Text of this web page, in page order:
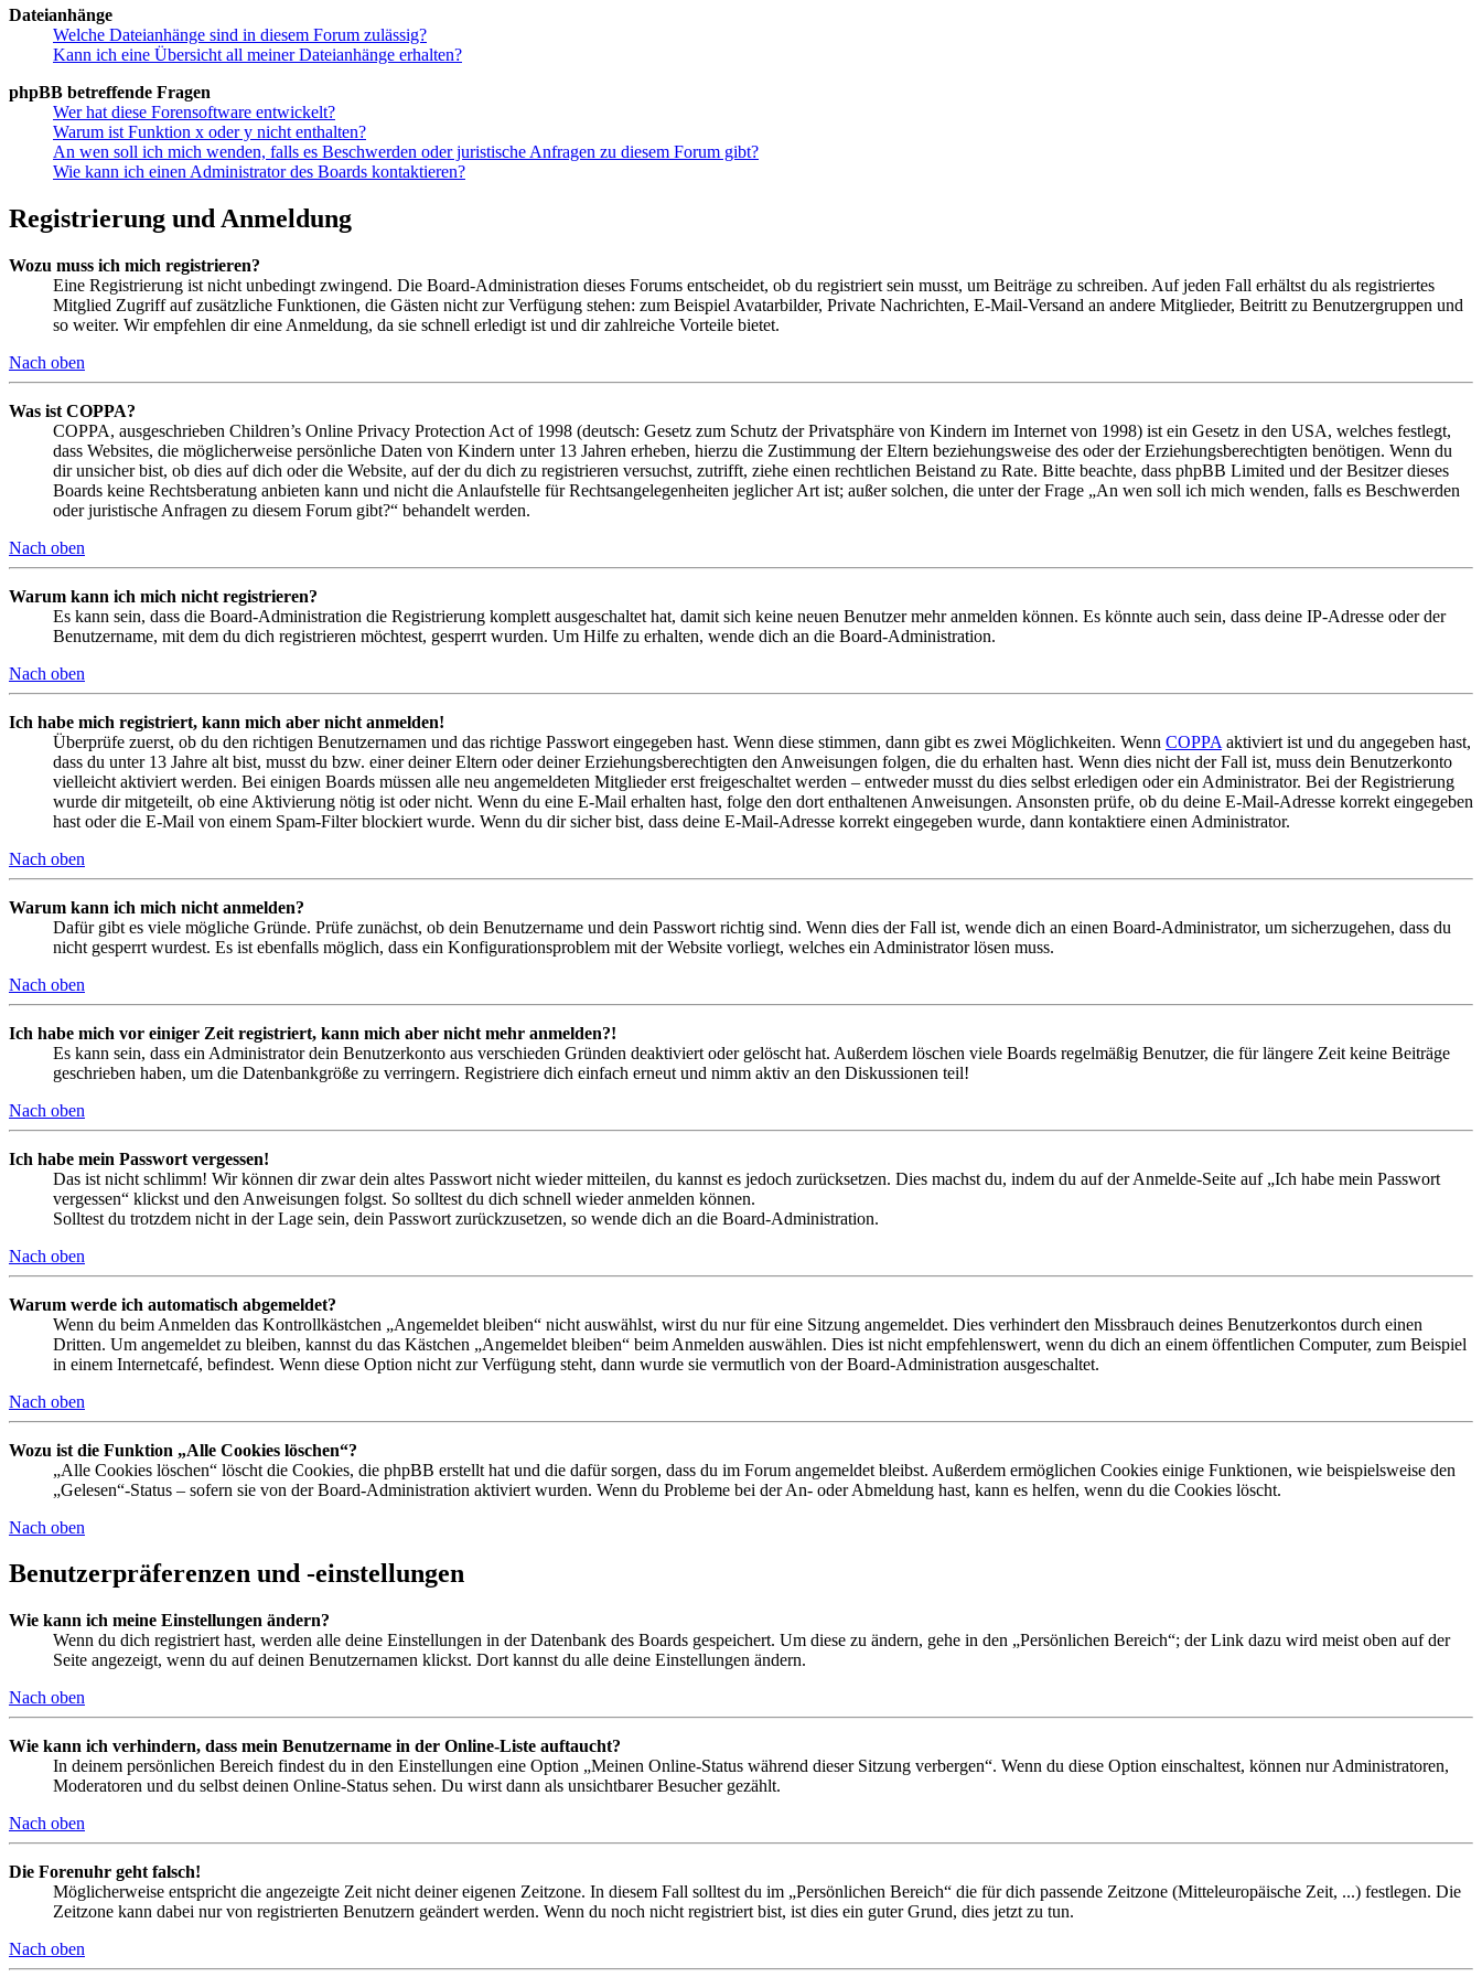
Dateianhänge
Welche Dateianhänge sind in diesem Forum zulässig?
Kann ich eine Übersicht all meiner Dateianhänge erhalten?
phpBB betreffende Fragen
Wer hat diese Forensoftware entwickelt?
Warum ist Funktion x oder y nicht enthalten?
An wen soll ich mich wenden, falls es Beschwerden oder juristische Anfragen zu diesem Forum gibt?
Wie kann ich einen Administrator des Boards kontaktieren?
Registrierung und Anmeldung
Wozu muss ich mich registrieren?
Eine Registrierung ist nicht unbedingt zwingend. Die Board-Administration dieses Forums entscheidet, ob du registriert sein musst, um Beiträge zu schreiben. Auf jeden Fall erhältst du als registriertes
Mitglied Zugriff auf zusätzliche Funktionen, die Gästen nicht zur Verfügung stehen: zum Beispiel Avatarbilder, Private Nachrichten, E-Mail-Versand an andere Mitglieder, Beitritt zu Benutzergruppen und
so weiter. Wir empfehlen dir eine Anmeldung, da sie schnell erledigt ist und dir zahlreiche Vorteile bietet.
Nach oben
Was ist COPPA?
COPPA, ausgeschrieben Children’s Online Privacy Protection Act of 1998 (deutsch: Gesetz zum Schutz der Privatsphäre von Kindern im Internet von 1998) ist ein Gesetz in den USA, welches festlegt,
dass Websites, die möglicherweise persönliche Daten von Kindern unter 13 Jahren erheben, hierzu die Zustimmung der Eltern beziehungsweise des oder der Erziehungsberechtigten benötigen. Wenn du
dir unsicher bist, ob dies auf dich oder die Website, auf der du dich zu registrieren versuchst, zutrifft, ziehe einen rechtlichen Beistand zu Rate. Bitte beachte, dass phpBB Limited und der Besitzer dieses
Boards keine Rechtsberatung anbieten kann und nicht die Anlaufstelle für Rechtsangelegenheiten jeglicher Art ist; außer solchen, die unter der Frage „An wen soll ich mich wenden, falls es Beschwerden
oder juristische Anfragen zu diesem Forum gibt?“ behandelt werden.
Nach oben
Warum kann ich mich nicht registrieren?
Es kann sein, dass die Board-Administration die Registrierung komplett ausgeschaltet hat, damit sich keine neuen Benutzer mehr anmelden können. Es könnte auch sein, dass deine IP-Adresse oder der
Benutzername, mit dem du dich registrieren möchtest, gesperrt wurden. Um Hilfe zu erhalten, wende dich an die Board-Administration.
Nach oben
Ich habe mich registriert, kann mich aber nicht anmelden!
Überprüfe zuerst, ob du den richtigen Benutzernamen und das richtige Passwort eingegeben hast. Wenn diese stimmen, dann gibt es zwei Möglichkeiten. Wenn COPPA aktiviert ist und du angegeben hast,
dass du unter 13 Jahre alt bist, musst du bzw. einer deiner Eltern oder deiner Erziehungsberechtigten den Anweisungen folgen, die du erhalten hast. Wenn dies nicht der Fall ist, muss dein Benutzerkonto
vielleicht aktiviert werden. Bei einigen Boards müssen alle neu angemeldeten Mitglieder erst freigeschaltet werden – entweder musst du dies selbst erledigen oder ein Administrator. Bei der Registrierung
wurde dir mitgeteilt, ob eine Aktivierung nötig ist oder nicht. Wenn du eine E-Mail erhalten hast, folge den dort enthaltenen Anweisungen. Ansonsten prüfe, ob du deine E-Mail-Adresse korrekt eingegeben
hast oder die E-Mail von einem Spam-Filter blockiert wurde. Wenn du dir sicher bist, dass deine E-Mail-Adresse korrekt eingegeben wurde, dann kontaktiere einen Administrator.
Nach oben
Warum kann ich mich nicht anmelden?
Dafür gibt es viele mögliche Gründe. Prüfe zunächst, ob dein Benutzername und dein Passwort richtig sind. Wenn dies der Fall ist, wende dich an einen Board-Administrator, um sicherzugehen, dass du
nicht gesperrt wurdest. Es ist ebenfalls möglich, dass ein Konfigurationsproblem mit der Website vorliegt, welches ein Administrator lösen muss.
Nach oben
Ich habe mich vor einiger Zeit registriert, kann mich aber nicht mehr anmelden?!
Es kann sein, dass ein Administrator dein Benutzerkonto aus verschieden Gründen deaktiviert oder gelöscht hat. Außerdem löschen viele Boards regelmäßig Benutzer, die für längere Zeit keine Beiträge
geschrieben haben, um die Datenbankgröße zu verringern. Registriere dich einfach erneut und nimm aktiv an den Diskussionen teil!
Nach oben
Ich habe mein Passwort vergessen!
Das ist nicht schlimm! Wir können dir zwar dein altes Passwort nicht wieder mitteilen, du kannst es jedoch zurücksetzen. Dies machst du, indem du auf der Anmelde-Seite auf „Ich habe mein Passwort
vergessen“ klickst und den Anweisungen folgst. So solltest du dich schnell wieder anmelden können.
Solltest du trotzdem nicht in der Lage sein, dein Passwort zurückzusetzen, so wende dich an die Board-Administration.
Nach oben
Warum werde ich automatisch abgemeldet?
Wenn du beim Anmelden das Kontrollkästchen „Angemeldet bleiben“ nicht auswählst, wirst du nur für eine Sitzung angemeldet. Dies verhindert den Missbrauch deines Benutzerkontos durch einen
Dritten. Um angemeldet zu bleiben, kannst du das Kästchen „Angemeldet bleiben“ beim Anmelden auswählen. Dies ist nicht empfehlenswert, wenn du dich an einem öffentlichen Computer, zum Beispiel
in einem Internetcafé, befindest. Wenn diese Option nicht zur Verfügung steht, dann wurde sie vermutlich von der Board-Administration ausgeschaltet.
Nach oben
Wozu ist die Funktion „Alle Cookies löschen“?
„Alle Cookies löschen“ löscht die Cookies, die phpBB erstellt hat und die dafür sorgen, dass du im Forum angemeldet bleibst. Außerdem ermöglichen Cookies einige Funktionen, wie beispielsweise den
„Gelesen“-Status – sofern sie von der Board-Administration aktiviert wurden. Wenn du Probleme bei der An- oder Abmeldung hast, kann es helfen, wenn du die Cookies löscht.
Nach oben
Benutzerpräferenzen und -einstellungen
Wie kann ich meine Einstellungen ändern?
Wenn du dich registriert hast, werden alle deine Einstellungen in der Datenbank des Boards gespeichert. Um diese zu ändern, gehe in den „Persönlichen Bereich“; der Link dazu wird meist oben auf der
Seite angezeigt, wenn du auf deinen Benutzernamen klickst. Dort kannst du alle deine Einstellungen ändern.
Nach oben
Wie kann ich verhindern, dass mein Benutzername in der Online-Liste auftaucht?
In deinem persönlichen Bereich findest du in den Einstellungen eine Option „Meinen Online-Status während dieser Sitzung verbergen“. Wenn du diese Option einschaltest, können nur Administratoren,
Moderatoren und du selbst deinen Online-Status sehen. Du wirst dann als unsichtbarer Besucher gezählt.
Nach oben
Die Forenuhr geht falsch!
Möglicherweise entspricht die angezeigte Zeit nicht deiner eigenen Zeitzone. In diesem Fall solltest du im „Persönlichen Bereich“ die für dich passende Zeitzone (Mitteleuropäische Zeit, ...) festlegen. Die
Zeitzone kann dabei nur von registrierten Benutzern geändert werden. Wenn du noch nicht registriert bist, ist dies ein guter Grund, dies jetzt zu tun.
Nach oben